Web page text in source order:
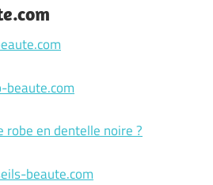
beaute.com
robe en dentelle noire ?
beaute.com